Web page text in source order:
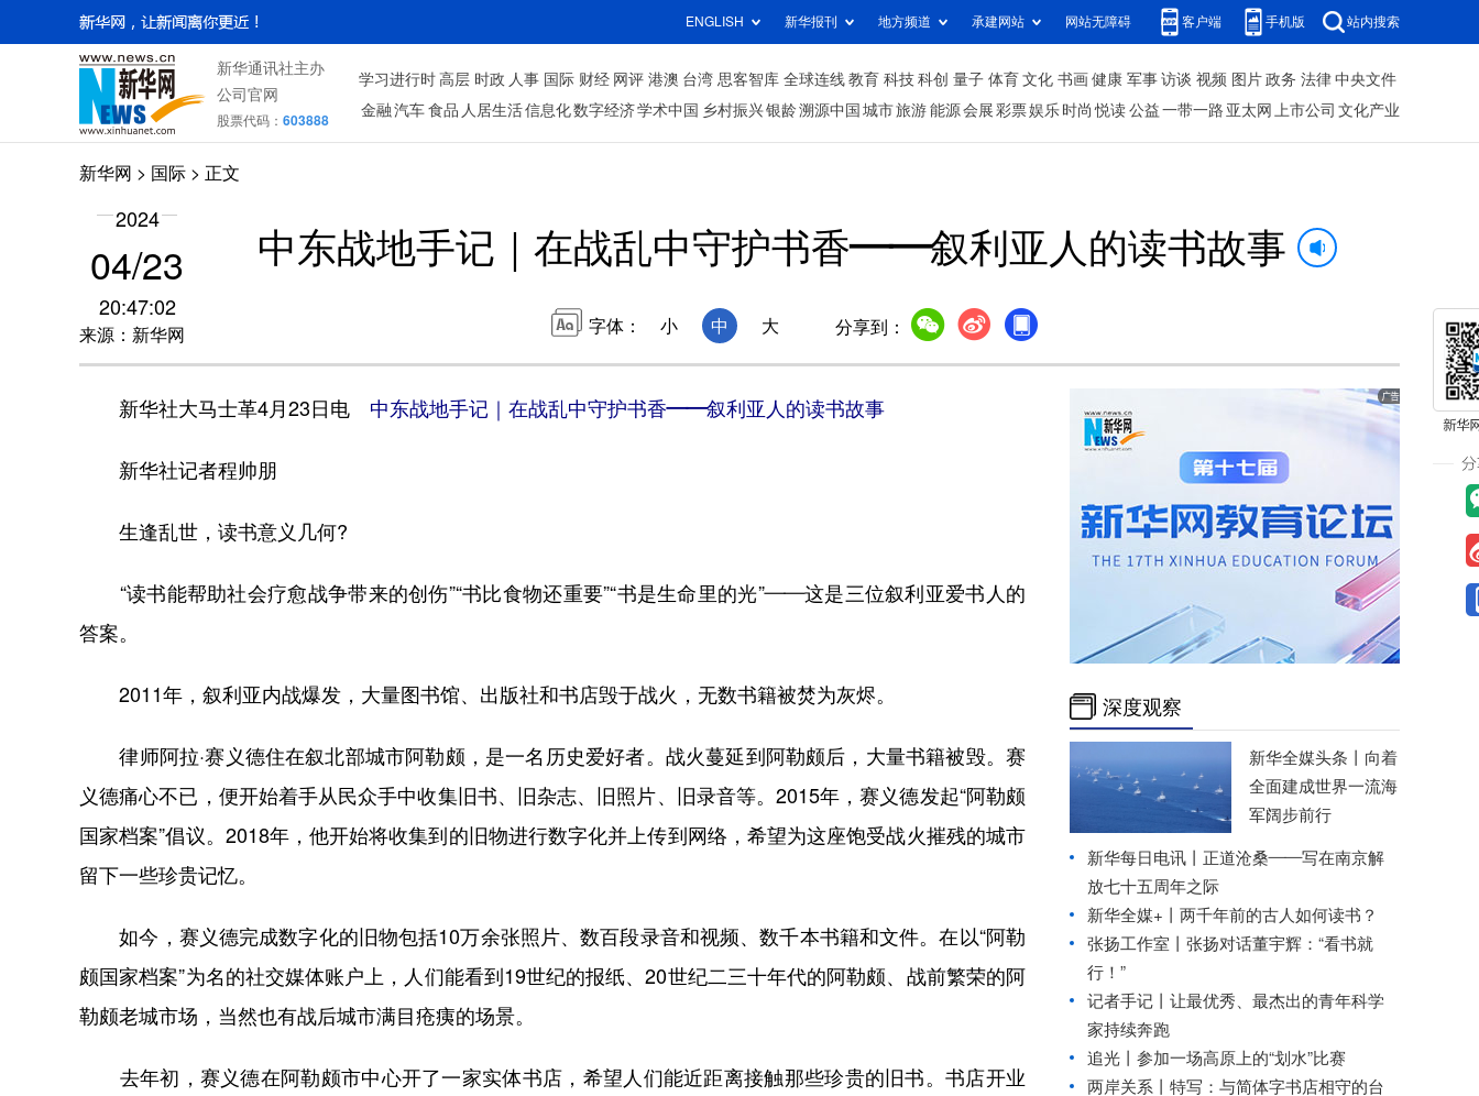
ENGLISH 新华报刊 地方频道 承建网站 网站无障碍 客户端 手机版 站内搜索
新华通讯社主办
公司官网
股票代码： 603888
学习进行时 高层 时政 人事 国际 财经 网评 港澳 台湾 思客智库 全球连线 教育 科技 科创 量子 体育 文化 书画 健康 军事 访谈 视频 图片 政务 法律 中央文件
金融 汽车 食品 人居生活信息化数字经济学术中国 乡村振兴银龄溯源中国 城市旅游 能源 会展 彩票娱乐 时尚 悦读 公益 一带一路 亚太网 上市公司 文化产业
新华网 > 国际 > 正文
2024
04/23
20:47:02
来源：新华网
中东战地手记｜在战乱中守护书香——叙利亚人的读书故事
字体： 小 中 大 分享到：
新华社大马士革4月23日电 中东战地手记｜在战乱中守护书香——叙利亚人的读书故事
新华社记者程帅朋
生逢乱世，读书意义几何?
“读书能帮助社会疗愈战争带来的创伤”“书比食物还重要”“书是生命里的光”——这是三位叙利亚爱书人的
答案。
2011年，叙利亚内战爆发，大量图书馆、出版社和书店毁于战火，无数书籍被焚为灰烬。
律师阿拉·赛义德住在叙北部城市阿勒颇，是一名历史爱好者。战火蔓延到阿勒颇后，大量书籍被毁。赛
义德痛心不已，便开始着手从民众手中收集旧书、旧杂志、旧照片、旧录音等。2015年，赛义德发起“阿勒颇
国家档案”倡议。2018年，他开始将收集到的旧物进行数字化并上传到网络，希望为这座饱受战火摧残的城市
留下一些珍贵记忆。
如今，赛义德完成数字化的旧物包括10万余张照片、数百段录音和视频、数千本书籍和文件。在以“阿勒
颇国家档案”为名的社交媒体账户上，人们能看到19世纪的报纸、20世纪二三十年代的阿勒颇、战前繁荣的阿
勒颇老城市场，当然也有战后城市满目疮痍的场景。
去年初，赛义德在阿勒颇市中心开了一家实体书店，希望人们能近距离接触那些珍贵的旧书。书店开业
深度观察
新华全媒头条丨 向着
全面建成世界一流海
军阔步前行
新华每日电讯丨 正道沧桑——写在南京解
放七十五周年之际
新华全媒+丨 两千年前的古人如何读书？
张扬工作室丨 张扬对话董宇辉：“看书就
行！”
记者手记丨让最优秀、最杰出的青年科学
家持续奔跑
追光丨 参加一场高原上的“划水”比赛
两岸关系丨 特写：与简体字书店相守的台